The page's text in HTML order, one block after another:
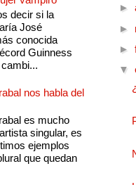
decir si la
José
conocida
Guinness
nos habla del
es mucho
singular, es
ejemplos
que quedan
►
►
►
▼